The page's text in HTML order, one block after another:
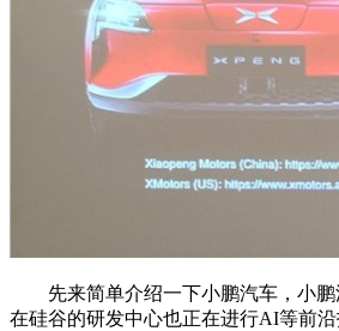
先来简单介绍一下小鹏汽车，小鹏
在硅谷的研发中心也正在进行AI等前沿